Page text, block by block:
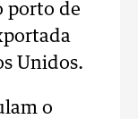
porto de
Unidos.
o